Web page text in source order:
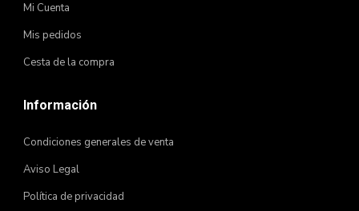
Mi Cuenta
Mis pedidos
Cesta de la compra
Información
Condiciones generales de venta
Aviso Legal
Política de privacidad